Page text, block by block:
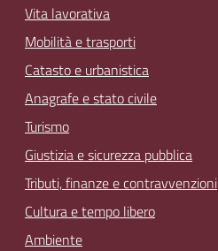
Vita lavorativa
Mobilità e trasporti
Catasto e urbanistica
Anagrafe e stato civile
Turismo
Giustizia e sicurezza pubblica
Tributi, finanze e contravvenzioni
Cultura e tempo libero
Ambiente